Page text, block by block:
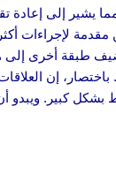
يشير إلى إعادة
مقدمة لإجراءات
تضيف طبقة
إن
كبير. ويبدو